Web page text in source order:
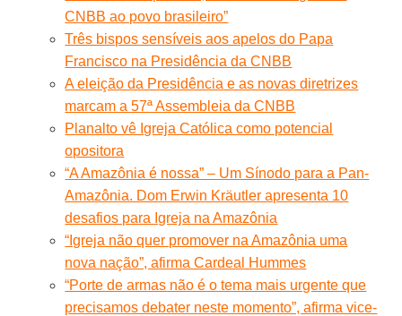
CNBB ao povo brasileiro”
Três bispos sensíveis aos apelos do Papa
Francisco na Presidência da CNBB
A eleição da Presidência e as novas diretrizes
marcam a 57ª Assembleia da CNBB
Planalto vê Igreja Católica como potencial
opositora
“A Amazônia é nossa” – Um Sínodo para a Pan-
Amazônia. Dom Erwin Kräutler apresenta 10
desafios para Igreja na Amazônia
“Igreja não quer promover na Amazônia uma
nova nação”, afirma Cardeal Hummes
“Porte de armas não é o tema mais urgente que
precisamos debater neste momento”, afirma vice-